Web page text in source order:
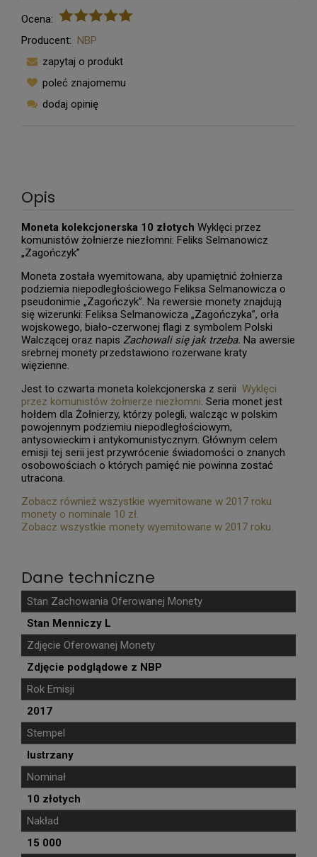
Ocena:
Producent:
NBP
zapytaj o produkt
poleć znajomemu
dodaj opinię
Opis
Moneta kolekcjonerska 10 złotych Wyklęci przez
komunistów żołnierze niezłomni: Feliks Selmanowicz
„Zagończyk”
Moneta została wyemitowana, aby upamiętnić żołnierza
podziemia niepodległościowego Feliksa Selmanowicza o
pseudonimie „Zagończyk”. Na rewersie monety znajdują
się wizerunki: Feliksa Selmanowicza „Zagończyka”, orła
wojskowego, biało-czerwonej flagi z symbolem Polski
Walczącej oraz napis Zachowali się jak trzeba. Na awersie
srebrnej monety przedstawiono rozerwane kraty
więzienne.
Jest to czwarta moneta kolekcjonerska z serii Wyklęci
przez komunistów żołnierze niezłomni. Seria monet jest
hołdem dla Żołnierzy, którzy polegli, walcząc w polskim
powojennym podziemiu niepodległościowym,
antysowieckim i antykomunistycznym. Głównym celem
emisji tej serii jest przywrócenie świadomości o znanych
osobowościach o których pamięć nie powinna zostać
utracona.
Zobacz również wszystkie wyemitowane w 2017 roku
monety o nominale 10 zł.
Zobacz wszystkie monety wyemitowane w 2017 roku.
Dane techniczne
Stan Zachowania Oferowanej Monety
Stan Menniczy L
Zdjęcie Oferowanej Monety
Zdjęcie podglądowe z NBP
Rok Emisji
2017
Stempel
lustrzany
Nominał
10 złotych
Nakład
15 000